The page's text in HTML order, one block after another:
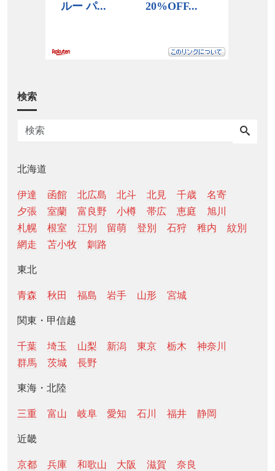
検索
北海道
伊達 函館 北広島 北斗 北見 千歳
名寄
夕張
室蘭 富良野 小樽 帯広 恵庭
旭川
札幌
根室 江別 留萌 登別 石狩 稚内
紋別
網走
苫小牧 釧路
東北
青森 秋田 福島 岩手 山形 宮城
関東・甲信越
千葉 埼玉 山梨 新潟 東京 栃木
神奈川
群馬
茨城 長野
東海・北陸
三重 富山 岐阜 愛知 石川 福井 静岡
近畿
京都 兵庫 和歌山 大阪 滋賀 奈良